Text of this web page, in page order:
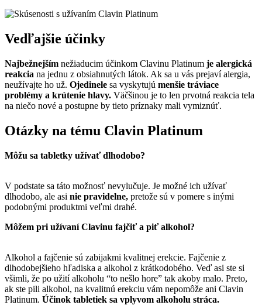
Vedľajšie účinky
Najbežnejším nežiaducim účinkom Clavinu Platinum je alergická
reakcia na jednu z obsiahnutých látok. Ak sa u vás prejaví alergia,
neužívajte ho už. Ojedinele sa vyskytujú menšie tráviace
problémy a krútenie hlavy. Väčšinou je to len prvotná reakcia tela
na niečo nové a postupne by tieto príznaky mali vymiznúť.
Otázky na tému Clavin Platinum
Môžu sa tabletky užívať dlhodobo?
V podstate sa táto možnosť nevylučuje. Je možné ich užívať
dlhodobo, ale asi nie pravidelne, pretože sú v pomere s inými
podobnými produktmi veľmi drahé.
Môžem pri užívaní Clavinu fajčiť a piť alkohol?
Alkohol a fajčenie sú zabijakmi kvalitnej erekcie. Fajčenie z
dlhodobejšieho hľadiska a alkohol z krátkodobého. Veď asi ste si
všimli, že po užití alkoholu “to nešlo hore” tak akoby malo. Preto,
ak ste pili alkohol, na kvalitnú erekciu vám nepomôže ani Clavin
Platinum. Účinok tabletiek sa vplyvom alkoholu stráca.